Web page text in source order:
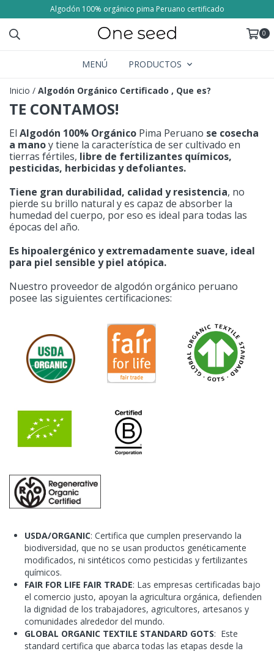
Algodón 100% orgánico pima Peruano certificado
0
MENÚ PRODUCTOS
Inicio / Algodón Orgánico Certificado , Que es?
TE CONTAMOS!
El Algodón 100% Orgánico Pima Peruano se cosecha
a manoy tiene la característica de ser cultivado en
tierras fértiles, libre de fertilizantes químicos,
pesticidas, herbicidas y defoliantes.
Tiene gran durabilidad, calidad y resistencia, no
pierde su brillo natural y es capaz de absorber la
humedad del cuerpo, por eso es ideal para todas las
épocas del año.
Es hipoalergénico y extremadamente suave, ideal
para piel sensible y piel atópica.
Nuestro proveedor de algodón orgánico peruano
posee las siguientes certificaciones:
USDA/ORGANIC: Certifica que cumplen preservando la
biodiversidad, que no se usan productos genéticamente
modificados, ni sintéticos como pesticidas y fertilizantes
químicos.
FAIR FOR LIFE FAIR TRADE: Las empresas certificadas bajo
el comercio justo, apoyan la agricultura orgánica, defienden
la dignidad de los trabajadores, agricultores, artesanos y
comunidades alrededor del mundo.
GLOBAL ORGANIC TEXTILE STANDARD GOTS: Este
standard certifica que abarca todas las etapas desde la